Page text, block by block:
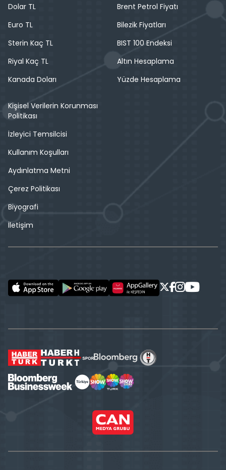
Dolar TL
Euro TL
Sterin Kaç TL
Riyal Kaç TL
Kanada Doları
Brent Petrol Fiyatı
Bilezik Fiyatları
BIST 100 Endeksi
Altın Hesaplama
Yüzde Hesaplama
Kişisel Verilerin Korunması
Politikası
İzleyici Temsilcisi
Kullanım Koşulları
Aydınlatma Metni
Çerez Politikası
Biyografi
İletişim